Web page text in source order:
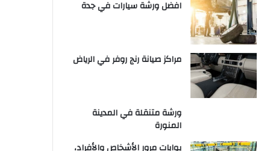
افضل ورشة سيارات في جدة
مراكز صيانة رنج روفر في الرياض
ورشة متنقلة في المدينة
المنورة